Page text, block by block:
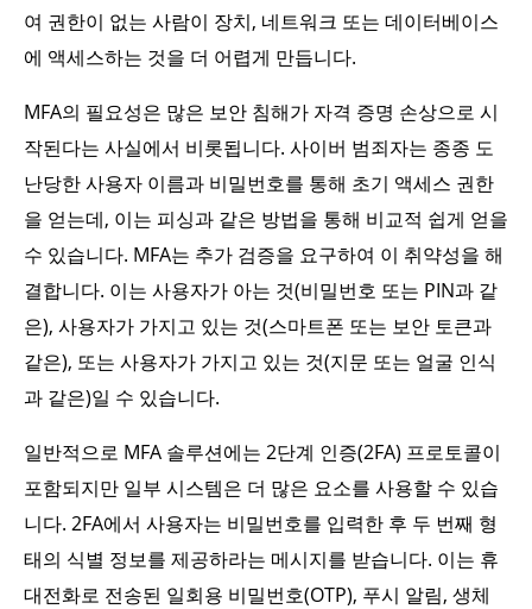
여 권한이 없는 사람이 장치, 네트워크 또는 데이터베이스
에 액세스하는 것을 더 어렵게 만듭니다.
MFA의 필요성은 많은 보안 침해가 자격 증명 손상으로 시
작된다는 사실에서 비롯됩니다. 사이버 범죄자는 종종 도
난당한 사용자 이름과 비밀번호를 통해 초기 액세스 권한
을 얻는데, 이는 피싱과 같은 방법을 통해 비교적 쉽게 얻을
수 있습니다. MFA는 추가 검증을 요구하여 이 취약성을 해
결합니다. 이는 사용자가 아는 것(비밀번호 또는 PIN과 같
은), 사용자가 가지고 있는 것(스마트폰 또는 보안 토큰과
같은), 또는 사용자가 가지고 있는 것(지문 또는 얼굴 인식
과 같은)일 수 있습니다.
일반적으로 MFA 솔루션에는 2단계 인증(2FA) 프로토콜이
포함되지만 일부 시스템은 더 많은 요소를 사용할 수 있습
니다. 2FA에서 사용자는 비밀번호를 입력한 후 두 번째 형
태의 식별 정보를 제공하라는 메시지를 받습니다. 이는 휴
대전화로 전송된 일회용 비밀번호(OTP), 푸시 알림, 생체